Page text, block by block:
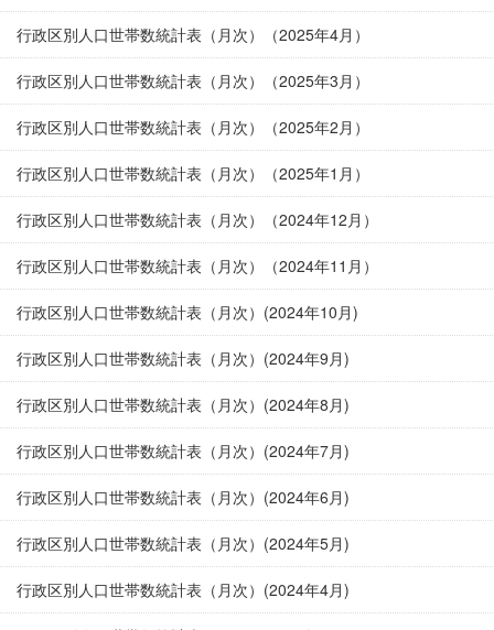
行政区別人口世帯数統計表（月次）（2025年4月）
行政区別人口世帯数統計表（月次）（2025年3月）
行政区別人口世帯数統計表（月次）（2025年2月）
行政区別人口世帯数統計表（月次）（2025年1月）
行政区別人口世帯数統計表（月次）（2024年12月）
行政区別人口世帯数統計表（月次）（2024年11月）
行政区別人口世帯数統計表（月次）(2024年10月)
行政区別人口世帯数統計表（月次）(2024年9月)
行政区別人口世帯数統計表（月次）(2024年8月)
行政区別人口世帯数統計表（月次）(2024年7月)
行政区別人口世帯数統計表（月次）(2024年6月)
行政区別人口世帯数統計表（月次）(2024年5月)
行政区別人口世帯数統計表（月次）(2024年4月)